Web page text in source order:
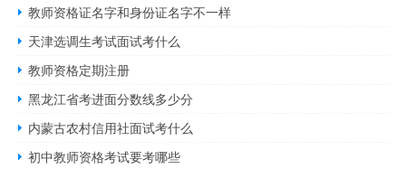
教师资格证名字和身份证名字不一样
天津选调生考试面试考什么
教师资格定期注册
黑龙江省考进面分数线多少分
内蒙古农村信用社面试考什么
初中教师资格考试要考哪些